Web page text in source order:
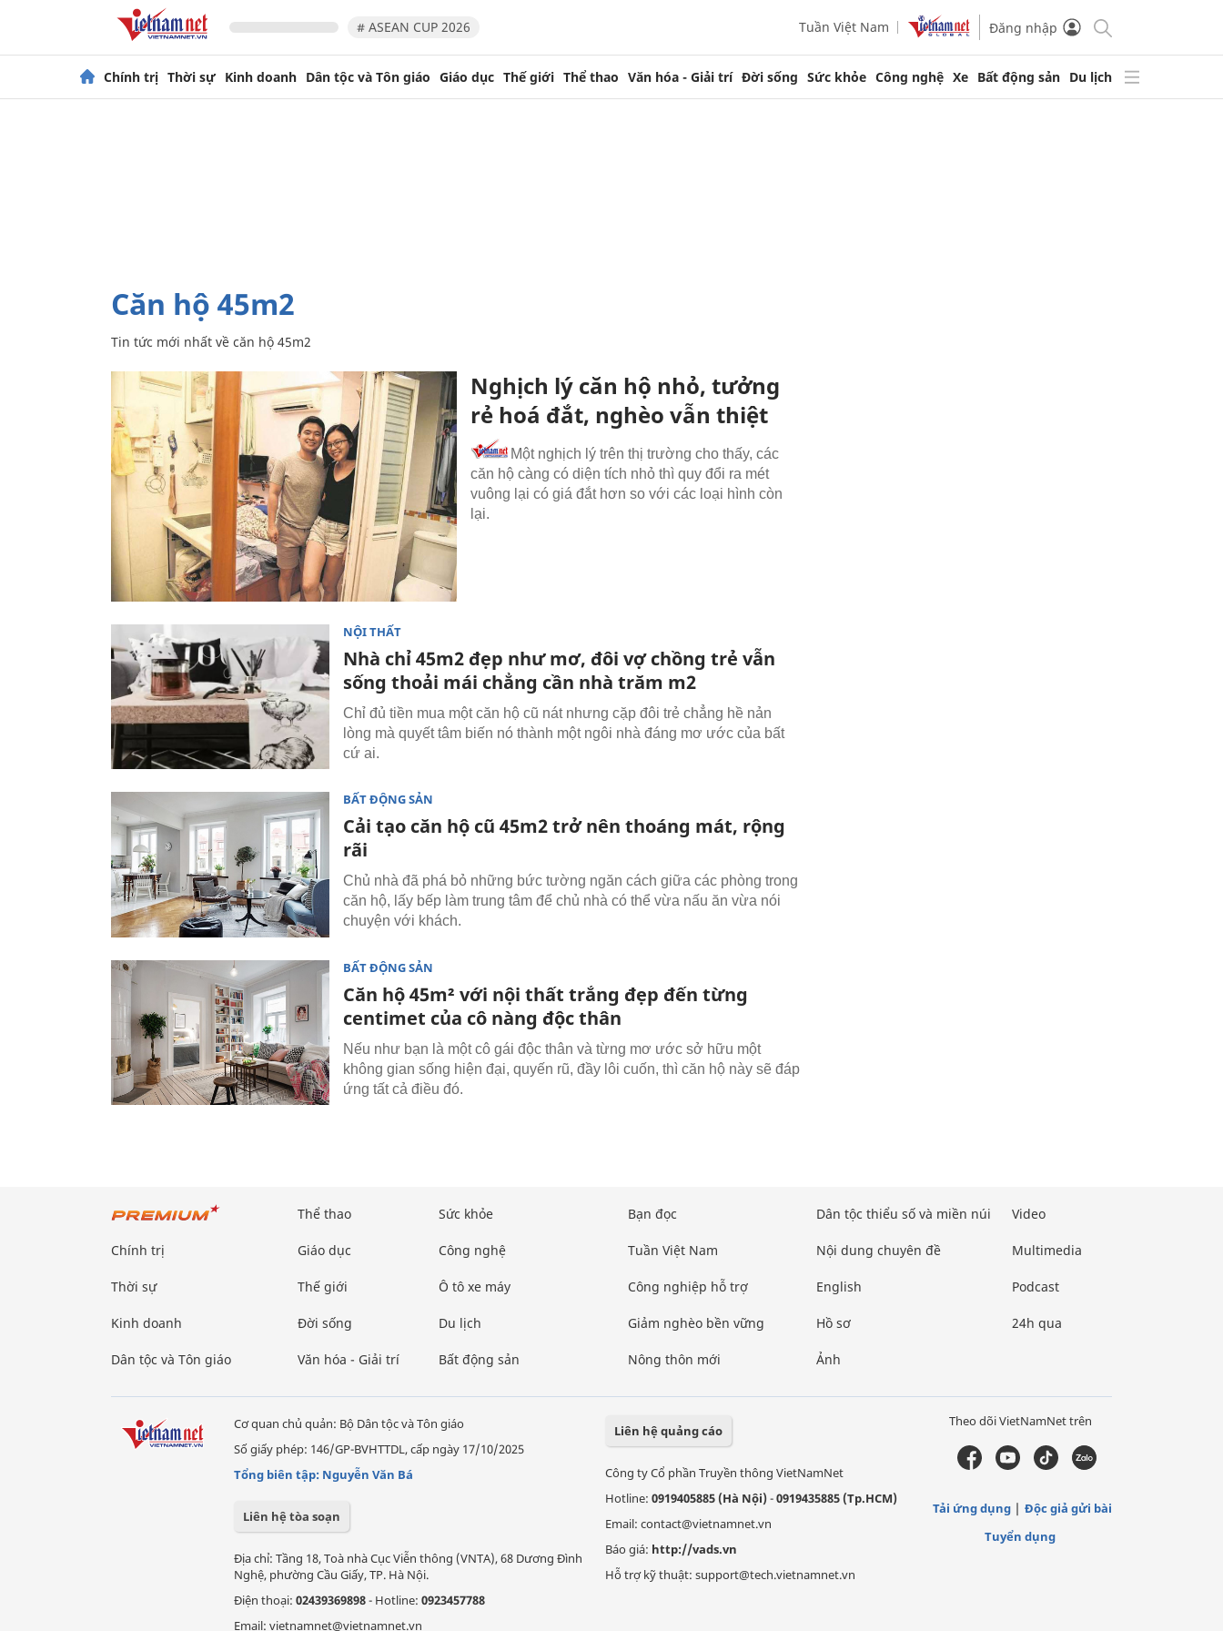
# ASEAN CUP 2026 Tuần Việt Nam Đăng nhập
Chính trị Thời sự Kinh doanh Dân tộc và Tôn giáo Giáo dục Thế giới Thể thao Văn hóa - Giải trí Đời sống Sức khỏe Công nghệ Xe Bất động sản Du lịch
căn hộ 45m2
Tin tức mới nhất về căn hộ 45m2
Nghịch lý căn hộ nhỏ, tưởng
rẻ hoá đắt, nghèo vẫn thiệt
Một nghịch lý trên thị trường cho thấy, các
căn hộ càng có diện tích nhỏ thì quy đổi ra mét
vuông lại có giá đắt hơn so với các loại hình còn
lại.
NỘI THẤT
Nhà chỉ 45m2 đẹp như mơ, đôi vợ chồng trẻ vẫn
sống thoải mái chẳng cần nhà trăm m2
Chỉ đủ tiền mua một căn hộ cũ nát nhưng cặp đôi trẻ chẳng hề nản
lòng mà quyết tâm biến nó thành một ngôi nhà đáng mơ ước của bất
cứ ai.
BẤT ĐỘNG SẢN
Cải tạo căn hộ cũ 45m2 trở nên thoáng mát, rộng
rãi
Chủ nhà đã phá bỏ những bức tường ngăn cách giữa các phòng trong
căn hộ, lấy bếp làm trung tâm để chủ nhà có thể vừa nấu ăn vừa nói
chuyện với khách.
BẤT ĐỘNG SẢN
Căn hộ 45m² với nội thất trắng đẹp đến từng
centimet của cô nàng độc thân
Nếu như bạn là một cô gái độc thân và từng mơ ước sở hữu một
không gian sống hiện đại, quyến rũ, đầy lôi cuốn, thì căn hộ này sẽ đáp
ứng tất cả điều đó.
Chính trị
Thời sự
Kinh doanh
Dân tộc và Tôn giáo
Thể thao
Giáo dục
Thế giới
Đời sống
Văn hóa - Giải trí
Sức khỏe
Công nghệ
Ô tô xe máy
Du lịch
Bất động sản
Bạn đọc
Tuần Việt Nam
Công nghiệp hỗ trợ
Giảm nghèo bền vững
Nông thôn mới
Dân tộc thiểu số và miền núi
Nội dung chuyên đề
English
Hồ sơ
Ảnh
Video
Multimedia
Podcast
24h qua
Cơ quan chủ quản: Bộ Dân tộc và Tôn giáo
Số giấy phép: 146/GP-BVHTTDL, cấp ngày 17/10/2025
Tổng biên tập: Nguyễn Văn Bá
Liên hệ tòa soạn
Địa chỉ: Tầng 18, Toà nhà Cục Viễn thông (VNTA), 68 Dương Đình
Nghệ, phường Cầu Giấy, TP. Hà Nội.
Điện thoại: 02439369898- Hotline: 0923457788
Email: vietnamnet@vietnamnet.vn
Liên hệ quảng cáo
Công ty Cổ phần Truyền thông VietNamNet
Hotline: 0919405885 (Hà Nội)-0919435885 (Tp.HCM)
Email: contact@vietnamnet.vn
Báo giá: http://vads.vn
Hỗ trợ kỹ thuật: support@tech.vietnamnet.vn
Theo dõi VietNamNet trên
Tải ứng dụng
Độc giả gửi bài
Tuyển dụng